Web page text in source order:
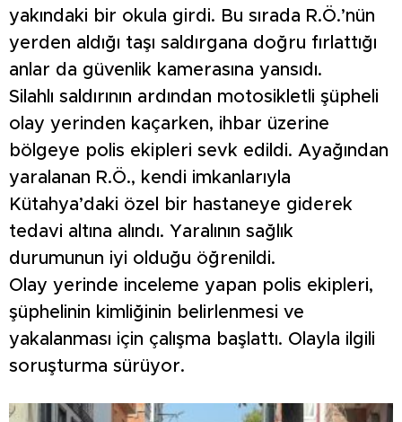
yakındaki bir okula girdi. Bu sırada R.Ö.’nün
yerden aldığı taşı saldırgana doğru fırlattığı
anlar da güvenlik kamerasına yansıdı.
Silahlı saldırının ardından motosikletli şüpheli
olay yerinden kaçarken, ihbar üzerine
bölgeye polis ekipleri sevk edildi. Ayağından
yaralanan R.Ö., kendi imkanlarıyla
Kütahya’daki özel bir hastaneye giderek
tedavi altına alındı. Yaralının sağlık
durumunun iyi olduğu öğrenildi.
Olay yerinde inceleme yapan polis ekipleri,
şüphelinin kimliğinin belirlenmesi ve
yakalanması için çalışma başlattı. Olayla ilgili
soruşturma sürüyor.